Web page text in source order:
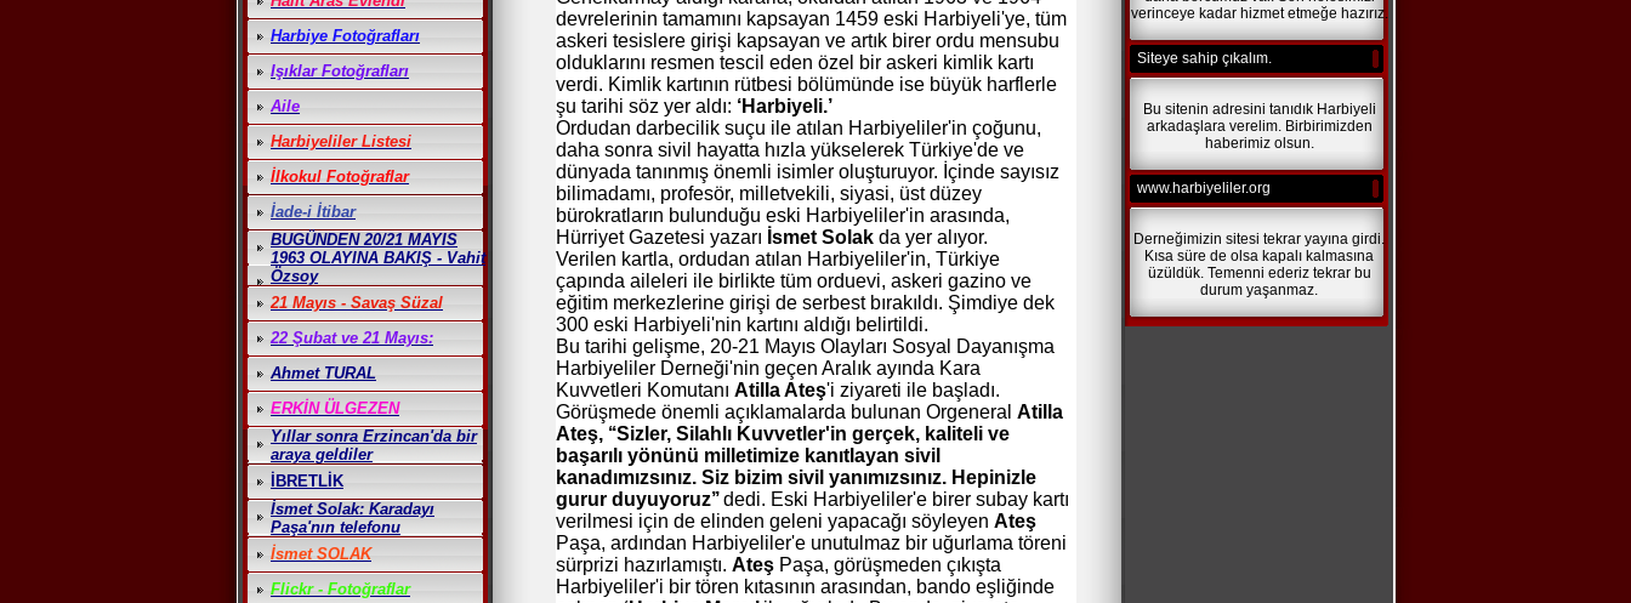
Harbiye Fotoğrafları
Işıklar Fotoğrafları
Aile
Harbiyeliler Listesi
İlkokul Fotoğraflar
İade-i İtibar
BUGÜNDEN 20/21 MAYIS
1963 OLAYINA BAKIŞ - Vahit
Özsoy
21 Mayıs - Savaş Süzal
22 Şubat ve 21 Mayıs:
Ahmet TURAL
ERKİN ÜLGEZEN
Yıllar sonra Erzincan'da bir
araya geldiler
İBRETLİK
İsmet Solak: Karadayı
Paşa'nın telefonu
İsmet SOLAK
Flickr - Fotoğraflar
devrelerinin tamamını kapsayan 1459 eski Harbiyeli'ye, tüm
askeri tesislere girişi kapsayan ve artık birer ordu mensubu
olduklarını resmen tescil eden özel bir askeri kimlik kartı
verdi. Kimlik kartının rütbesi bölümünde ise büyük harflerle
şu tarihi söz yer aldı: ‘Harbiyeli.’
Ordudan darbecilik suçu ile atılan Harbiyeliler'in çoğunu,
daha sonra sivil hayatta hızla yükselerek Türkiye'de ve
dünyada tanınmış önemli isimler oluşturuyor. İçinde sayısız
bilimadamı, profesör, milletvekili, siyasi, üst düzey
bürokratların bulunduğu eski Harbiyeliler'in arasında,
Hürriyet Gazetesi yazarı İsmet Solak da yer alıyor.
Verilen kartla, ordudan atılan Harbiyeliler'in, Türkiye
çapında aileleri ile birlikte tüm orduevi, askeri gazino ve
eğitim merkezlerine girişi de serbest bırakıldı. Şimdiye dek
300 eski Harbiyeli'nin kartını aldığı belirtildi.
Bu tarihi gelişme, 20-21 Mayıs Olayları Sosyal Dayanışma
Harbiyeliler Derneği'nin geçen Aralık ayında Kara
Kuvvetleri Komutanı Atilla Ateş'i ziyareti ile başladı.
Görüşmede önemli açıklamalarda bulunan Orgeneral Atilla
Ateş, ‘‘Sizler, Silahlı Kuvvetler'in gerçek, kaliteli ve
başarılı yönünü milletimize kanıtlayan sivil
kanadımızsınız. Siz bizim sivil yanımızsınız. Hepinizle
gurur duyuyoruz’’dedi. Eski Harbiyeliler'e birer subay kartı
verilmesi için de elinden geleni yapacağı söyleyen Ateş
Paşa, ardından Harbiyeliler'e unutulmaz bir uğurlama töreni
sürprizi hazırlamıştı. Ateş Paşa, görüşmeden çıkışta
Harbiyeliler'i bir tören kıtasının arasından, bando eşliğinde
verinceye kadar hizmet etmeğe hazırız.
Siteye sahip çıkalım.
Bu sitenin adresini tanıdık Harbiyeli
arkadaşlara verelim. Birbirimizden
haberimiz olsun.
www.harbiyeliler.org
Derneğimizin sitesi tekrar yayına girdi.
Kısa süre de olsa kapalı kalmasına
üzüldük. Temenni ederiz tekrar bu
durum yaşanmaz.